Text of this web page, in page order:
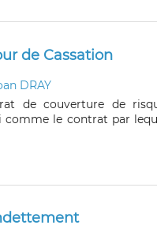
de Cassation
DRAY
de couverture de
le contrat par